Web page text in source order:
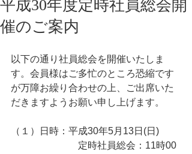
平成30年度定時社員総会開
催のご案内
以下の通り社員総会を開催いたしま
す。会員様はご多忙のところ恐縮です
が万障お繰り合わせの上、ご出席いた
だきますようお願い申し上げます。
（１）日時：平成30年5月13日(日)
定時社員総会：11時00